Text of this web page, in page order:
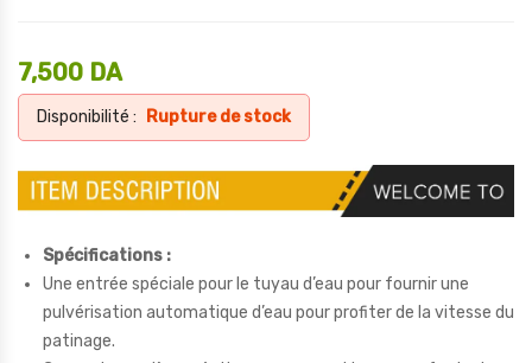
7,500 DA
Disponibilité : Rupture de stock
Spécifications :
Une entrée spéciale pour le tuyau d’eau pour fournir une
pulvérisation automatique d’eau pour profiter de la vitesse du
patinage.